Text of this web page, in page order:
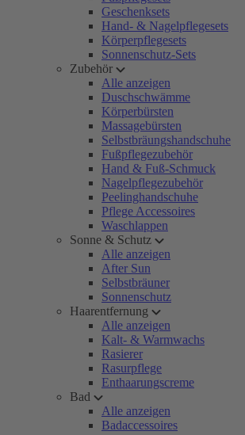
Geschenksets
Hand- & Nagelpflegesets
Körperpflegesets
Sonnenschutz-Sets
Zubehör
Alle anzeigen
Duschschwämme
Körperbürsten
Massagebürsten
Selbstbräungshandschuhe
Fußpflegezubehör
Hand & Fuß-Schmuck
Nagelpflegezubehör
Peelinghandschuhe
Pflege Accessoires
Waschlappen
Sonne & Schutz
Alle anzeigen
After Sun
Selbstbräuner
Sonnenschutz
Haarentfernung
Alle anzeigen
Kalt- & Warmwachs
Rasierer
Rasurpflege
Enthaarungscreme
Bad
Alle anzeigen
Badaccessoires